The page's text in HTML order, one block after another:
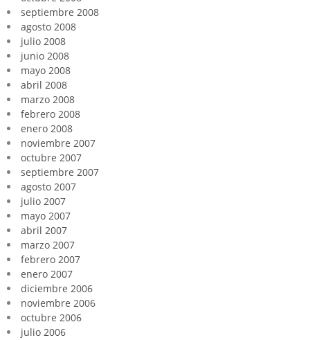
septiembre 2008
agosto 2008
julio 2008
junio 2008
mayo 2008
abril 2008
marzo 2008
febrero 2008
enero 2008
noviembre 2007
octubre 2007
septiembre 2007
agosto 2007
julio 2007
mayo 2007
abril 2007
marzo 2007
febrero 2007
enero 2007
diciembre 2006
noviembre 2006
octubre 2006
julio 2006